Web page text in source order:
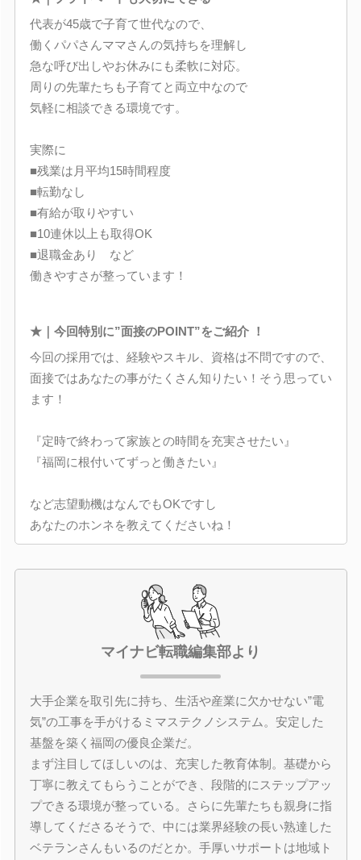
代表が45歳で子育て世代なので、
働くパパさんママさんの気持ちを理解し
急な呼び出しやお休みにも柔軟に対応。
周りの先輩たちも子育てと両立中なので
気軽に相談できる環境です。
実際に
■残業は月平均15時間程度
■転勤なし
■有給が取りやすい
■10連休以上も取得OK
■退職金あり など
働きやすさが整っています！
★｜今回特別に”面接のPOINT”をご紹介 ！
今回の採用では、経験やスキル、資格は不問ですので、
面接ではあなたの事がたくさん知りたい！そう思ってい
ます！
『定時で終わって家族との時間を充実させたい』
『福岡に根付いてずっと働きたい』
など志望動機はなんでもOKですし
あなたのホンネを教えてくださいね！
マイナビ転職編集部より
大手企業を取引先に持ち、生活や産業に欠かせない”電
気”の工事を手がけるミマステクノシステム。安定した
基盤を築く福岡の優良企業だ。
まず注目してほしいのは、充実した教育体制。基礎から
丁寧に教えてもらうことができ、段階的にステップアッ
プできる環境が整っている。さらに先輩たちも親身に指
導してくださるそうで、中には業界経験の長い熟達した
ベテランさんもいるのだとか。手厚いサポートは地域ト